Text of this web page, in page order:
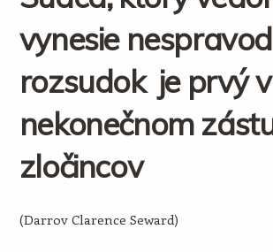
vynesie
rozsudok je prvý v
nekonečnom
zločincov
(Darrov Clarence Seward)